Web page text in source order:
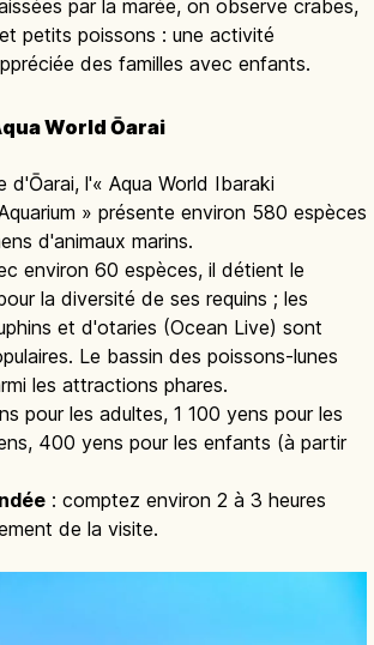
par la marée, on observe crabes,
petits poissons : une activité
des familles avec enfants.
World Ōarai
d'Ōarai, l'« Aqua World Ibaraki
» présente environ 580 espèces
d'animaux marins.
environ 60 espèces, il détient le
la diversité de ses requins ; les
et d'otaries (Ocean Live) sont
Le bassin des poissons-lunes
les attractions phares.
pour les adultes, 1 100 yens pour les
400 yens pour les enfants (à partir
: comptez environ 2 à 3 heures
de la visite.